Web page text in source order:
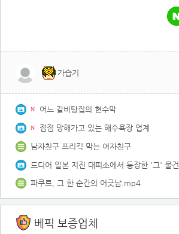
가습기
N 어느 갈비탕집의 현수막
N 점점 망해가고 있는 해수욕장 업계
남자친구 프리킥 막는 여자친구
드디어 일본 지진 대피소에서 등장한 '그' 물건
파쿠르, 그 한 순간의 어긋남.mp4
베픽 보증업체